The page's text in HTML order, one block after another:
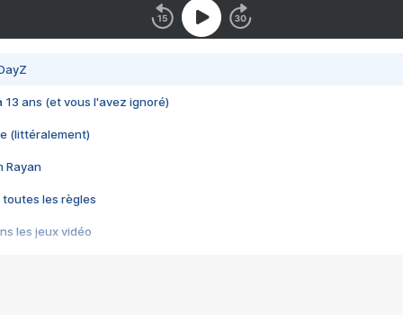
13 ans (et vous l'avez ignoré)
(littéralement)
Rayan
toutes les règles
les jeux vidéo